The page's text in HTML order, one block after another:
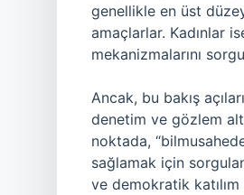
genellikle en üst
amaçlarlar. Kadınlar
mekanizmalarını
Ancak, bu bakış
denetim ve gözlem
noktada,
sağlamak için
ve demokratik katılım